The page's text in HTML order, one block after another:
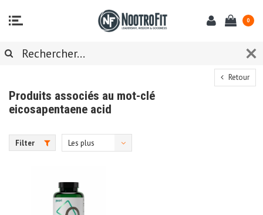
0
Retour
Produits associés au mot-clé
eicosapentaene acid
Filter
Les plus